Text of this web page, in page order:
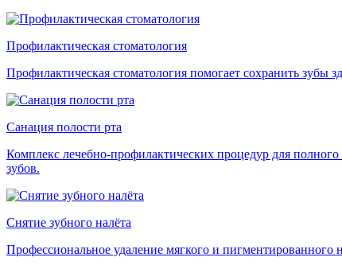
Профилактическая стоматология
Профилактическая стоматология помогает сохранить зубы
Санация полости рта
Комплекс лечебно-профилактических процедур для
зубов.
Снятие зубного налёта
Профессиональное удаление мягкого и пигментированного